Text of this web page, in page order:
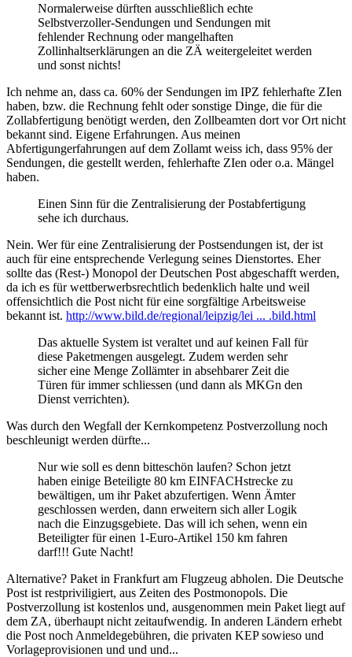
Normalerweise dürften ausschließlich echte
Selbstverzoller-Sendungen und Sendungen mit
fehlender Rechnung oder mangelhaften
Zollinhaltserklärungen an die ZÄ weitergeleitet werden
und sonst nichts!
Ich nehme an, dass ca. 60% der Sendungen im IPZ fehlerhafte ZIen
haben, bzw. die Rechnung fehlt oder sonstige Dinge, die für die
Zollabfertigung benötigt werden, den Zollbeamten dort vor Ort nicht
bekannt sind. Eigene Erfahrungen. Aus meinen
Abfertigungerfahrungen auf dem Zollamt weiss ich, dass 95% der
Sendungen, die gestellt werden, fehlerhafte ZIen oder o.a. Mängel
haben.
Einen Sinn für die Zentralisierung der Postabfertigung
sehe ich durchaus.
Nein. Wer für eine Zentralisierung der Postsendungen ist, der ist
auch für eine entsprechende Verlegung seines Dienstortes. Eher
sollte das (Rest-) Monopol der Deutschen Post abgeschafft werden,
da ich es für wettberwerbsrechtlich bedenklich halte und weil
offensichtlich die Post nicht für eine sorgfältige Arbeitsweise
bekannt ist. http://www.bild.de/regional/leipzig/lei ... .bild.html
Das aktuelle System ist veraltet und auf keinen Fall für
diese Paketmengen ausgelegt. Zudem werden sehr
sicher eine Menge Zollämter in absehbarer Zeit die
Türen für immer schliessen (und dann als MKGn den
Dienst verrichten).
Was durch den Wegfall der Kernkompetenz Postverzollung noch
beschleunigt werden dürfte...
Nur wie soll es denn bitteschön laufen? Schon jetzt
haben einige Beteiligte 80 km EINFACHstrecke zu
bewältigen, um ihr Paket abzufertigen. Wenn Ämter
geschlossen werden, dann erweitern sich aller Logik
nach die Einzugsgebiete. Das will ich sehen, wenn ein
Beteiligter für einen 1-Euro-Artikel 150 km fahren
darf!!! Gute Nacht!
Alternative? Paket in Frankfurt am Flugzeug abholen. Die Deutsche
Post ist restpriviligiert, aus Zeiten des Postmonopols. Die
Postverzollung ist kostenlos und, ausgenommen mein Paket liegt auf
dem ZA, überhaupt nicht zeitaufwendig. In anderen Ländern erhebt
die Post noch Anmeldegebühren, die privaten KEP sowieso und
Vorlageprovisionen und und und...